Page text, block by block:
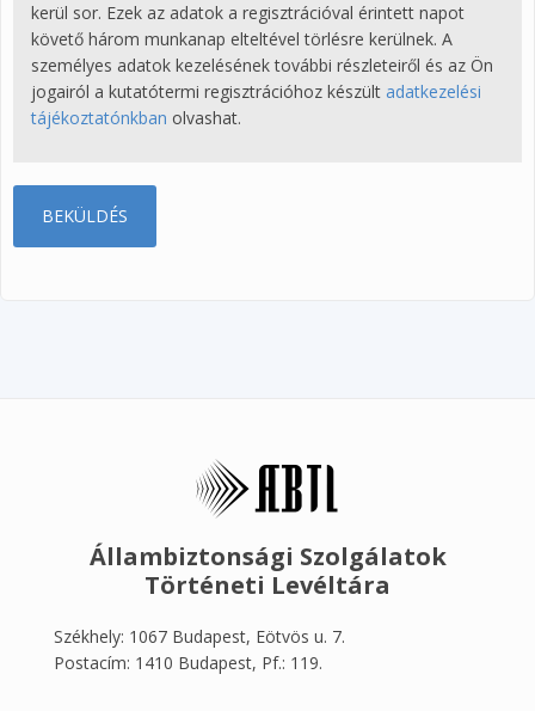
kerül sor. Ezek az adatok a regisztrációval érintett napot
követő három munkanap elteltével törlésre kerülnek. A
személyes adatok kezelésének további részleteiről és az Ön
jogairól a kutatótermi regisztrációhoz készült adatkezelési
tájékoztatónkban olvashat.
Állambiztonsági Szolgálatok
Történeti Levéltára
Székhely: 1067 Budapest, Eötvös u. 7.
Postacím: 1410 Budapest, Pf.: 119.